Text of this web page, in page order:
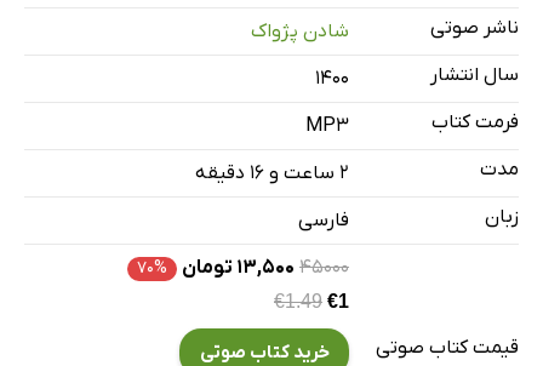
فصل پنجم: یادگیری
فصل ششم: اکتشاف
فصل هفتم: سهیم شدن
فصل هشتم: بهره بردن از قله‌ها و دره‌ها
فصل نهم: لذت بردن از قله
ناشر صوتی
شادن پژواک
سال انتشار
۱۴۰۰
فرمت کتاب
MP3
مدت
۲ ساعت و ۱۶ دقیقه
زبان
فارسی
قیمت کتاب صوتی
۴۵۰۰۰ ۱۳,۵۰۰ تومان ۷۰%
€1.49 €1
خرید کتاب صوتی